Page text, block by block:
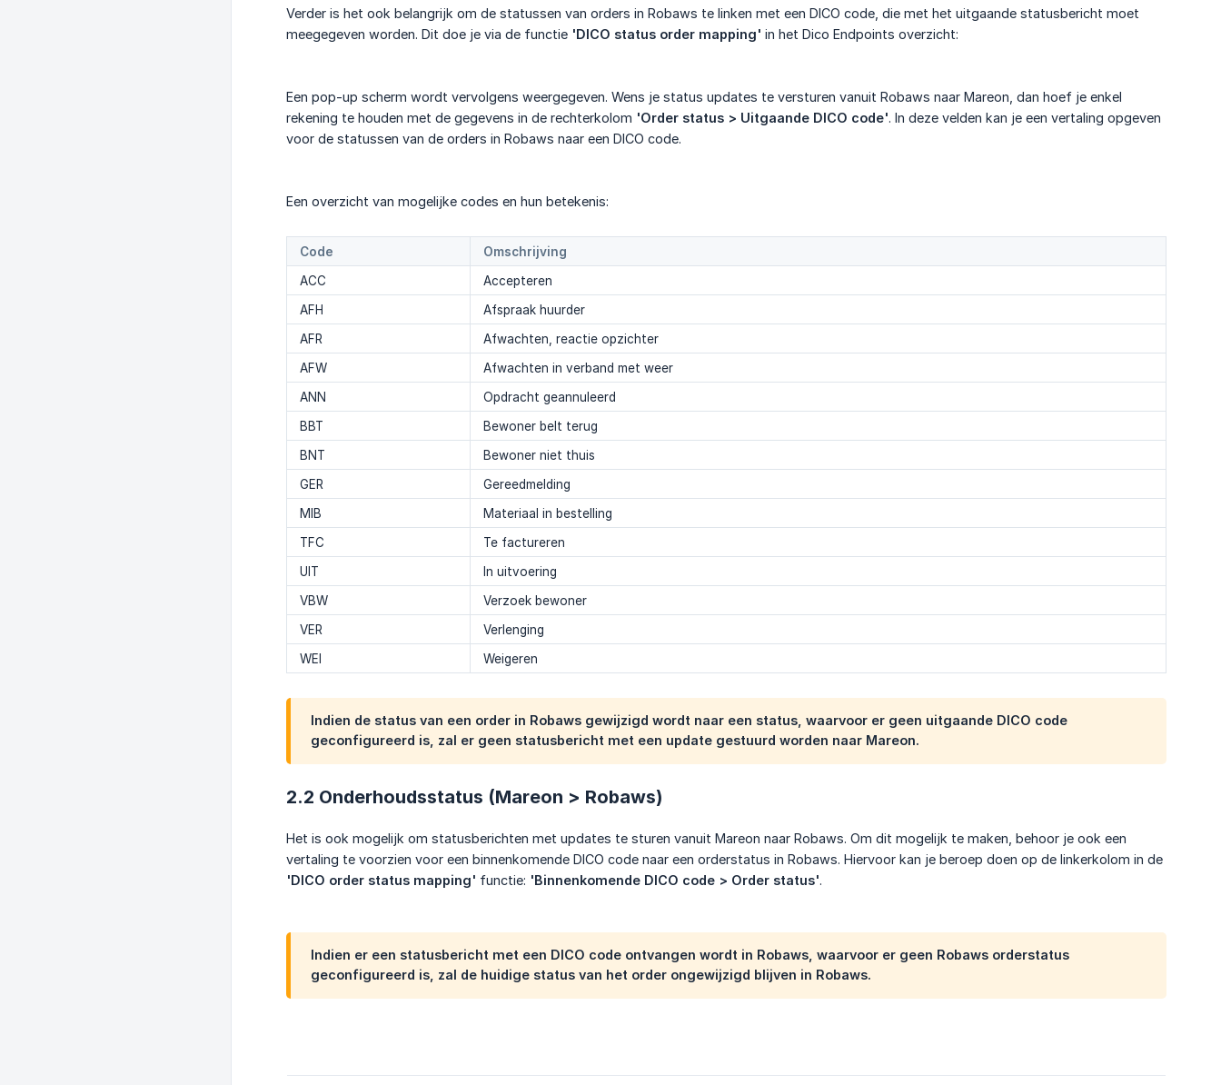
Verder is het ook belangrijk om de statussen van orders in Robaws te linken met een DICO code, die met het uitgaande statusbericht moet
meegegeven worden. Dit doe je via de functie 'DICO status order mapping' in het Dico Endpoints overzicht:
Een pop-up scherm wordt vervolgens weergegeven. Wens je status updates te versturen vanuit Robaws naar Mareon, dan hoef je enkel
rekening te houden met de gegevens in de rechterkolom 'Order status > Uitgaande DICO code'. In deze velden kan je een vertaling opgeven
voor de statussen van de orders in Robaws naar een DICO code.
Een overzicht van mogelijke codes en hun betekenis:
Code
Omschrijving
ACC
Accepteren
AFH
Afspraak huurder
AFR
Afwachten, reactie opzichter
AFW
Afwachten in verband met weer
ANN
Opdracht geannuleerd
BBT
Bewoner belt terug
BNT
Bewoner niet thuis
GER
Gereedmelding
MIB
Materiaal in bestelling
TFC
Te factureren
UIT
In uitvoering
VBW
Verzoek bewoner
VER
Verlenging
WEI
Weigeren
Indien de status van een order in Robaws gewijzigd wordt naar een status, waarvoor er geen uitgaande DICO code
geconfigureerd is, zal er geen statusbericht met een update gestuurd worden naar Mareon.
2.2 Onderhoudsstatus (Mareon > Robaws)
Het is ook mogelijk om statusberichten met updates te sturen vanuit Mareon naar Robaws. Om dit mogelijk te maken, behoor je ook een
vertaling te voorzien voor een binnenkomende DICO code naar een orderstatus in Robaws. Hiervoor kan je beroep doen op de linkerkolom in de
'DICO order status mapping' functie: 'Binnenkomende DICO code > Order status'.
Indien er een statusbericht met een DICO code ontvangen wordt in Robaws, waarvoor er geen Robaws orderstatus
geconfigureerd is, zal de huidige status van het order ongewijzigd blijven in Robaws.